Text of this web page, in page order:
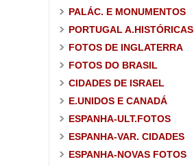
PALÁC. E MONUMENTOS
PORTUGAL A.HISTÓRICAS
FOTOS DE INGLATERRA
FOTOS DO BRASIL
CIDADES DE ISRAEL
E.UNIDOS E CANADÁ
ESPANHA-ULT.FOTOS
ESPANHA-VAR. CIDADES
ESPANHA-NOVAS FOTOS